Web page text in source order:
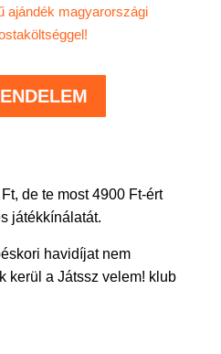
ajándék magyarországi
de te most 4900 Ft-ért
játékkínálatát.
havidíjat nem
kerül a Játssz velem! klub